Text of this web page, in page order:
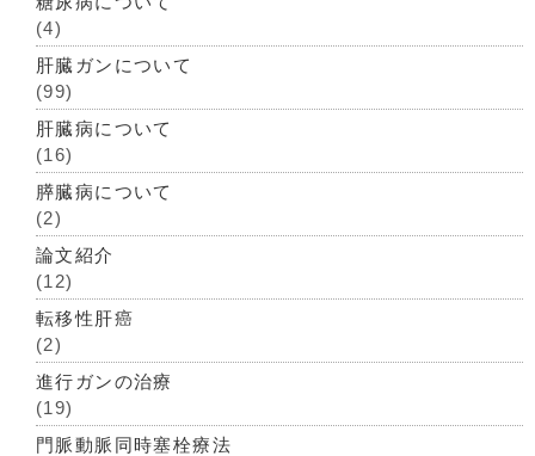
(4)
肝臓ガンについて
(99)
肝臓病について
(16)
膵臓病について
(2)
論文紹介
(12)
転移性肝癌
(2)
進行ガンの治療
(19)
門脈動脈同時塞栓療法